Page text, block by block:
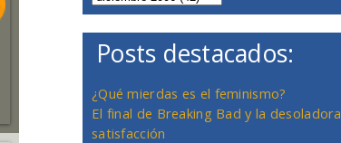
Posts destacados:
¿Qué mierdas es el feminismo?
El final de Breaking Bad y la desoladora
satisfacción